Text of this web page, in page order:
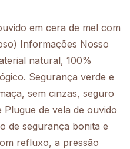
em cera de mel com
Informações Nosso
natural, 100%
Segurança verde e
sem cinzas, seguro
de vela de ouvido
de segurança bonita e
refluxo, a pressão